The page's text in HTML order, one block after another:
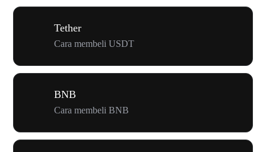
Tether
Cara membeli USDT
BNB
Cara membeli BNB